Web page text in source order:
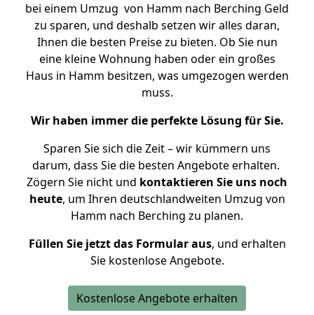
bei einem Umzug von Hamm nach Berching Geld
zu sparen, und deshalb setzen wir alles daran,
Ihnen die besten Preise zu bieten. Ob Sie nun
eine kleine Wohnung haben oder ein großes
Haus in Hamm besitzen, was umgezogen werden
muss.
Wir haben immer die perfekte Lösung für Sie.
Sparen Sie sich die Zeit – wir kümmern uns
darum, dass Sie die besten Angebote erhalten.
Zögern Sie nicht und kontaktieren Sie uns noch
heute, um Ihren deutschlandweiten Umzug von
Hamm nach Berching zu planen.
Füllen Sie jetzt das Formular aus, und erhalten
Sie kostenlose Angebote.
Kostenlose Angebote erhalten